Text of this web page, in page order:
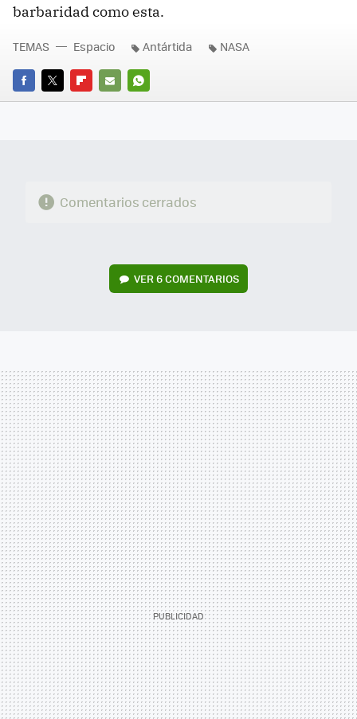
barbaridad como esta.
FACEBOOK
TWITTERFLIPBOARD
E-
WHATSAPP
TEMAS Espacio Antártida NASA
Comentarios cerrados
VER 6 COMENTARIOS